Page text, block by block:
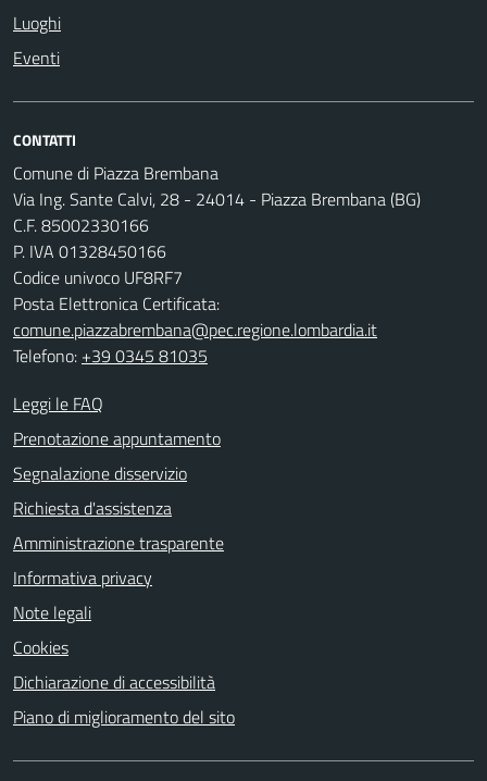
Luoghi
Eventi
CONTATTI
Comune di Piazza Brembana
Via Ing. Sante Calvi, 28 - 24014 - Piazza Brembana (BG)
C.F. 85002330166
P. IVA 01328450166
Codice univoco UF8RF7
Posta Elettronica Certificata:
comune.piazzabrembana@pec.regione.lombardia.it
Telefono: +39 0345 81035
Leggi le FAQ
Prenotazione appuntamento
Segnalazione disservizio
Richiesta d'assistenza
Amministrazione trasparente
Informativa privacy
Note legali
Cookies
Dichiarazione di accessibilità
Piano di miglioramento del sito